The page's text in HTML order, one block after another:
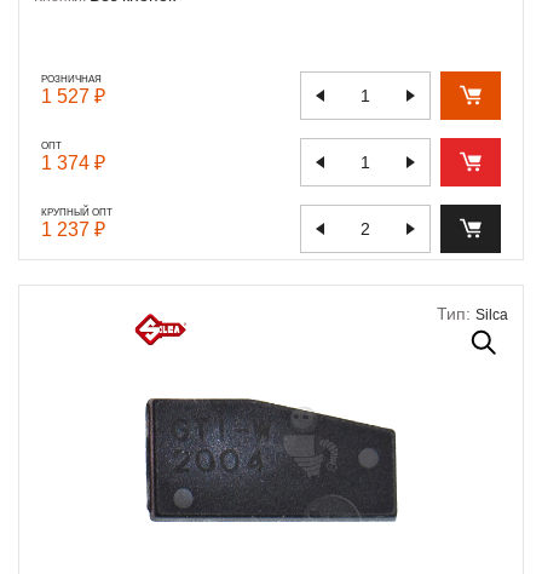
РОЗНИЧНАЯ
1 527 ₽
ОПТ
1 374 ₽
КРУПНЫЙ ОПТ
1 237 ₽
Тип: Silca